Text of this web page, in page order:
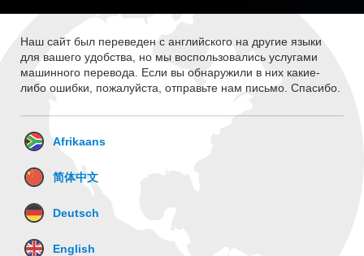
Наш сайт был переведен с английского на другие языки
для вашего удобства, но мы воспользовались услугами
машинного перевода. Если вы обнаружили в них какие-
либо ошибки, пожалуйста, отправьте нам письмо. Спасибо.
Afrikaans
简体中文
Deutsch
English